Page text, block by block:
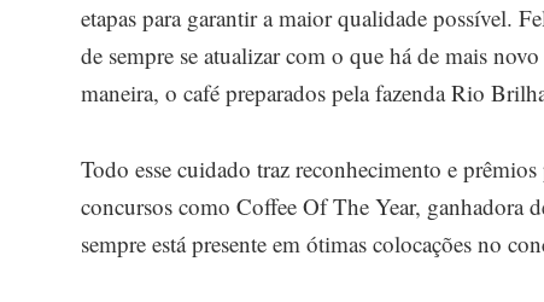
etapas para garantir a maior qualidade possível.
de sempre se atualizar com o que há de mais
maneira, o café preparados pela fazenda Rio
Todo esse cuidado traz reconhecimento e
concursos como Coffee Of The Year, ganhadora
sempre está presente em ótimas colocações no